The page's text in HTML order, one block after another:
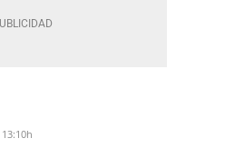
13:10h